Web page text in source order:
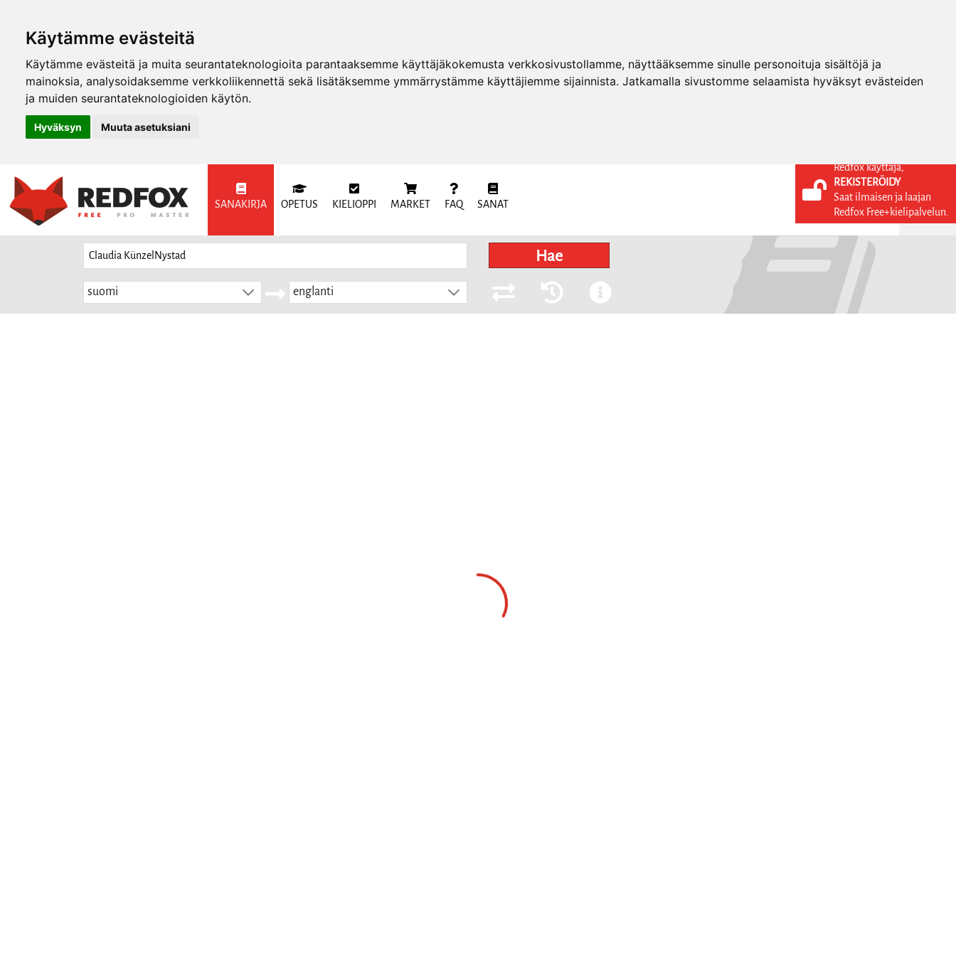
Käytämme evästeitä
Käytämme evästeitä ja muita seurantateknologioita parantaaksemme käyttäjäkokemusta verkkosivustollamme, näyttääksemme sinulle personoituja sisältöjä ja
mainoksia, analysoidaksemme verkkoliikennettä sekä lisätäksemme ymmärrystämme käyttäjiemme sijainnista. Jatkamalla sivustomme selaamista hyväksyt evästeiden
ja muiden seurantateknologioiden käytön.
Hyväksyn Muuta asetuksiani
SANAKIRJA OPETUS KIELIOPPI MARKET FAQ SANAT
KIRJAUDU SISÄÄN
REKISTERÖIDY
Hae
suomi englanti
Redfox käyttäjä,
REKISTERÖIDY
Saat ilmaisen ja laajan
Redfox Free+kielipalvelun.